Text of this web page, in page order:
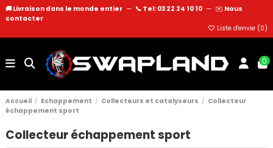
🚚 Livraison dans le monde entier — 📞 Tel: 03 22 24 10 10 — ✉️ Nous
contacter
Liste d'envie (0)
0
Accueil Echappement Collecteurs et catalyseurs
Collecteur
échappement sport
Collecteur échappement sport